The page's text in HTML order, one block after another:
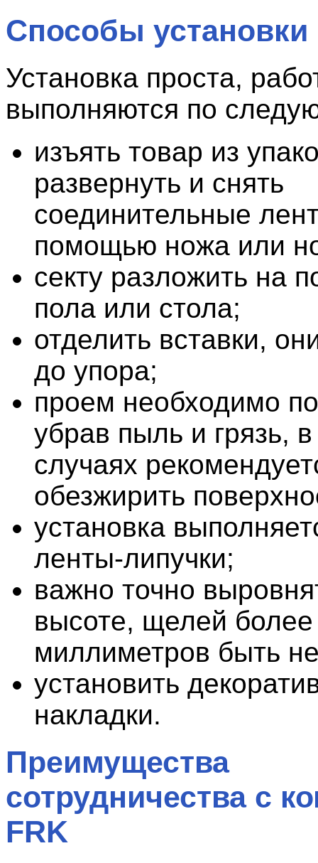
Способы установки
Установка проста,
выполняются по
изъять товар из
развернуть и снять
соединительные
помощью ножа или
секту разложить на
пола или стола;
отделить вставки,
до упора;
проем необходимо
убрав пыль и грязь,
случаях
обезжирить
установка
ленты-липучки;
важно точно
высоте, щелей
миллиметров быть
установить
накладки.
Преимущества
сотрудничества с
FRK